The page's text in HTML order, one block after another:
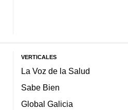
VERTICALES
La Voz de la Salud
Sabe Bien
Global Galicia